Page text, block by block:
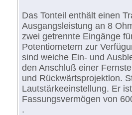
Das Tonteil enthält einen
Ausgangsleistung an 8
zwei getrennte Eingänge
Potentiometern zur
sind weiche Ein- und
den Anschluß einer
und Rückwärtsprojektlon.
Lautstärkeeinstellung. Er
Fassungsvermögen von
.